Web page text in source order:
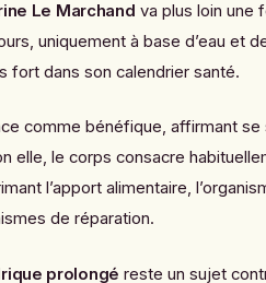
Le Marchand va plus loin une
uniquement à base d’eau et
fort dans son calendrier santé.
comme bénéfique, affirmant se
elle, le corps consacre
l’apport alimentaire,
de réparation.
prolongé reste un sujet